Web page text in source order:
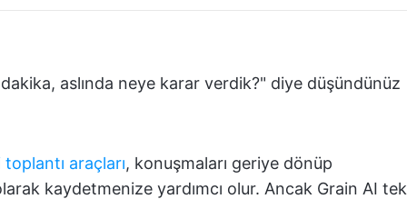
aslında neye karar verdik?" diye düşündünüz
araçları, konuşmaları geriye dönüp
kaydetmenize yardımcı olur. Ancak Grain AI tek